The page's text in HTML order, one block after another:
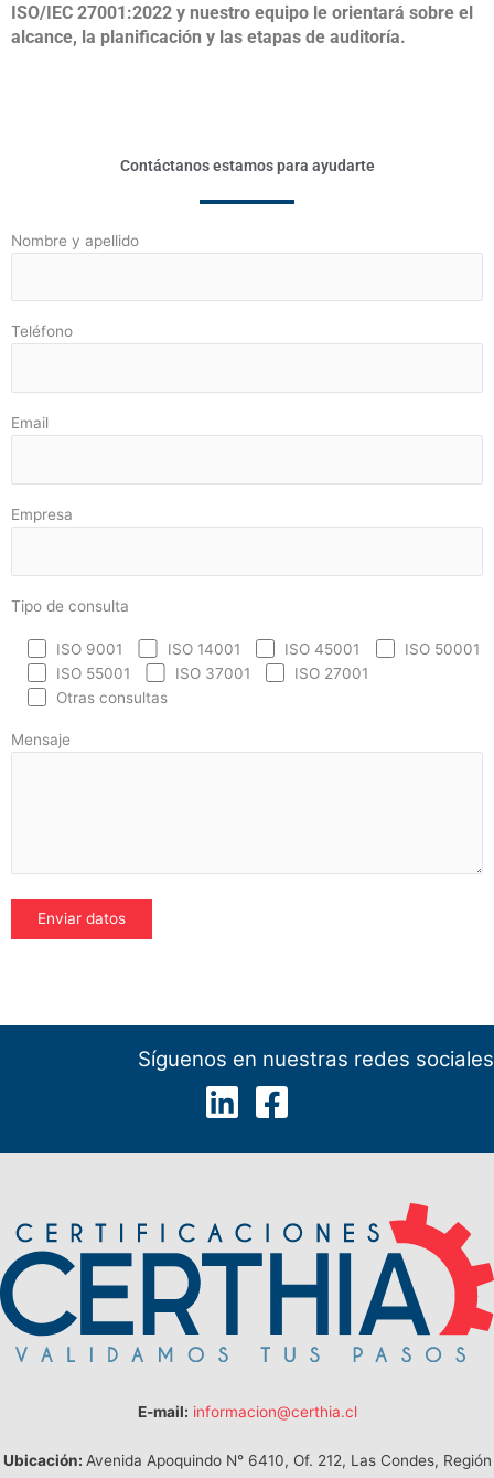
ISO/IEC 27001:2022 y nuestro equipo le orientará sobre el
alcance, la planificación y las etapas de auditoría.
Contáctanos estamos para ayudarte
Nombre y apellido
Teléfono
Email
Empresa
Tipo de consulta
ISO 9001 ISO 14001 ISO 45001
ISO 50001
ISO 55001
ISO 37001
ISO 27001
Otras consultas
Mensaje
Síguenos en nuestras redes sociales
E-mail: informacion@certhia.cl
Ubicación: Avenida Apoquindo N° 6410, Of. 212, Las Condes, Región